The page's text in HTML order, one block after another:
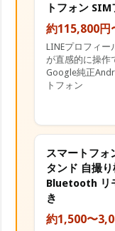
トフォン SIM
約115,800円
LINEプロフィー
が直感的に操作
Google純正
トフォン
スマートフォ
タンド 自撮
Bluetooth リ
き
約1,500〜